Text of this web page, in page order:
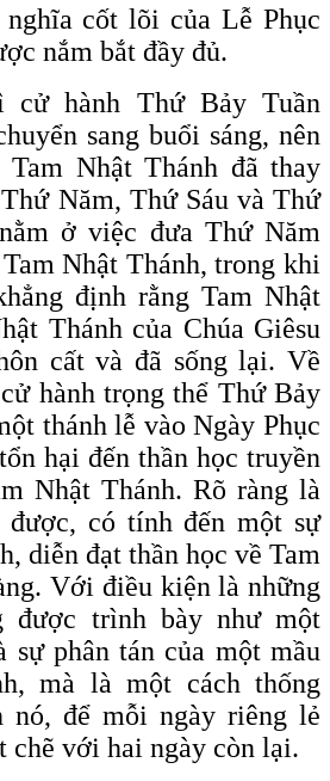
cốt lõi của Lễ Phục
nắm bắt đầy đủ.
hành Thứ Bảy Tuần
sang buổi sáng, nên
Tam Nhật Thánh đã thay
Năm, Thứ Sáu và Thứ
ở việc đưa Thứ Năm
Nhật Thánh, trong khi
định rằng Tam Nhật
Thánh của Chúa Giêsu
cất và đã sống lại. Về
hành trọng thể Thứ Bảy
thánh lễ vào Ngày Phục
hại đến thần học truyền
Nhật Thánh. Rõ ràng là
được, có tính đến một sự
diễn đạt thần học về Tam
Với điều kiện là những
được trình bày như một
sự phân tán của một mầu
mà là một cách thống
nó, để mỗi ngày riêng lẻ
chẽ với hai ngày còn lại.